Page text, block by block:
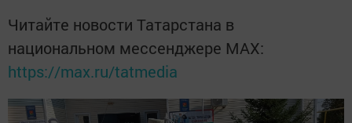
Читайте новости Татарстана в
национальном мессенджере MАХ:
https://max.ru/tatmedia